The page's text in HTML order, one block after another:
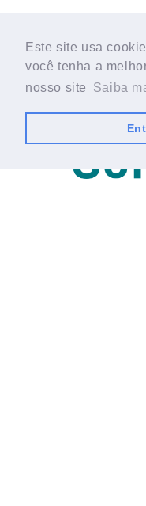
Este site usa
você tenha a
nosso site
Saiba
Este site usa
você tenha a
nosso site
Saiba